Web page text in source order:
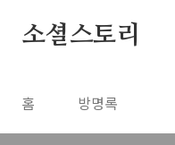
소셜스토리
홈 방명록